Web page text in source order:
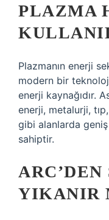
PLAZMA
Plazmanın enerji
modern bir
enerji kaynağıdır.
enerji, metalurji,
gibi alanlarda
sahiptir.
YIKANIR